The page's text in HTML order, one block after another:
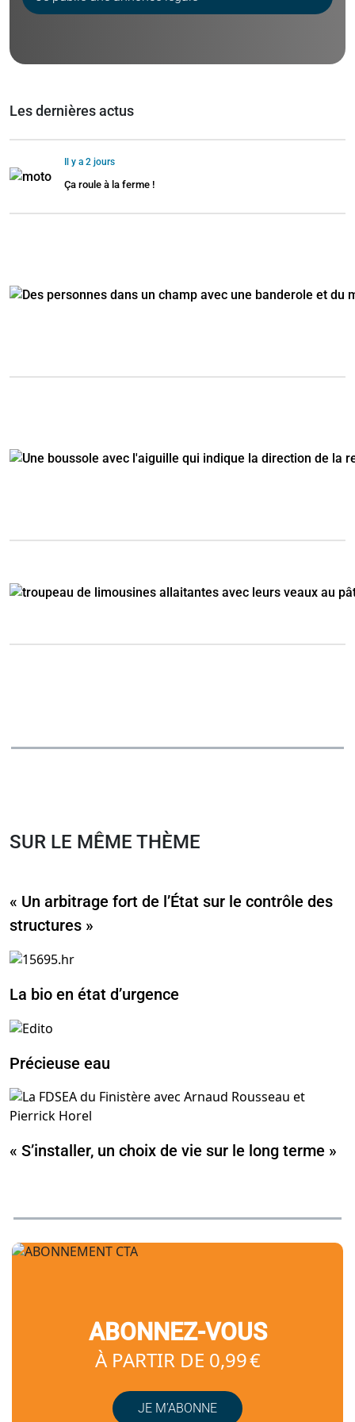
Les dernières actus
Il y a 2 jours
Ça roule à la ferme !
SUR LE MÊME THÈME
« Un arbitrage fort de l’État sur le contrôle des
structures »
La bio en état d’urgence
Précieuse eau
« S’installer, un choix de vie sur le long terme »
ABONNEZ-VOUS
À PARTIR DE 0,99 €
JE M’ABONNE